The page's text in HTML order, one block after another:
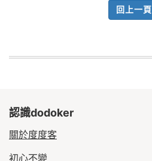
回上一頁
認識dodoker
關於度度客
初心不變